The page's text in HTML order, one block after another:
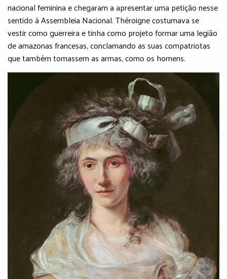
nacional feminina e chegaram a apresentar uma petição nesse
sentido à Assembleia Nacional. Théroigne costumava se
vestir como guerreira e tinha como projeto formar uma legião
de amazonas francesas, conclamando as suas compatriotas
que também tomassem as armas, como os homens.